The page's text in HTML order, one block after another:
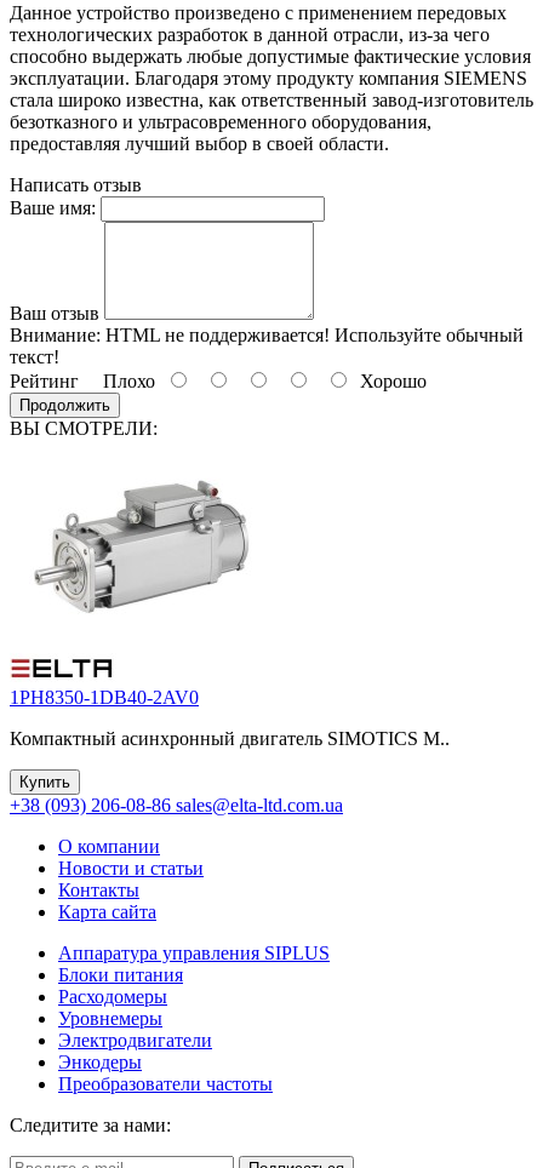
Данное устройство произведено с применением передовых
технологических разработок в данной отрасли, из-за чего
способно выдержать любые допустимые фактические условия
эксплуатации. Благодаря этому продукту компания SIEMENS
стала широко известна, как ответственный завод-изготовитель
безотказного и ультрасовременного оборудования,
предоставляя лучший выбор в своей области.
Написать отзыв
Ваше имя:
Ваш отзыв
Внимание: HTML не поддерживается! Используйте обычный
текст!
Рейтинг Плохо Хорошо
Продолжить
ВЫ СМОТРЕЛИ:
1PH8350-1DB40-2AV0
Компактный асинхронный двигатель SIMOTICS M..
Купить
+38 (093) 206-08-86 sales@elta-ltd.com.ua
О компании
Новости и статьи
Контакты
Карта сайта
Аппаратура управления SIPLUS
Блоки питания
Расходомеры
Уровнемеры
Электродвигатели
Энкодеры
Преобразователи частоты
Следитите за нами: